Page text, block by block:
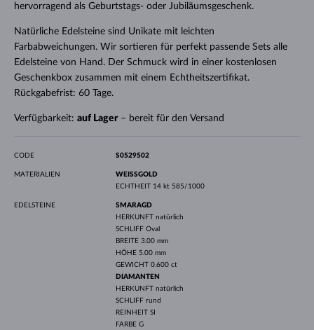
hervorragend als Geburtstags- oder Jubiläumsgeschenk.
Natürliche Edelsteine sind Unikate mit leichten
Farbabweichungen. Wir sortieren für perfekt passende Sets alle
Edelsteine von Hand. Der Schmuck wird in einer kostenlosen
Geschenkbox zusammen mit einem Echtheitszertifikat.
Rückgabefrist: 60 Tage.
Verfügbarkeit: auf Lager– bereit für den Versand
CODE S0529502
MATERIALIEN
WEISSGOLD
ECHTHEIT 14 kt 585/1000
EDELSTEINE
SMARAGD
HERKUNFT natürlich
SCHLIFF Oval
BREITE 3.00 mm
HÖHE 5.00 mm
GEWICHT 0.600 ct
DIAMANTEN
HERKUNFT natürlich
SCHLIFF rund
REINHEIT SI
FARBE G